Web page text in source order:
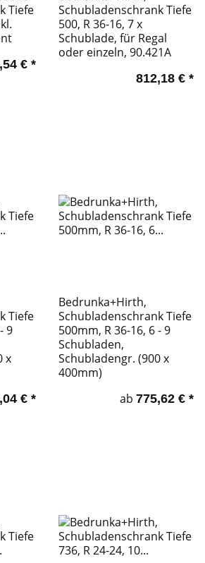
Tiefe
€ *
Schubladenschrank Tiefe
500, R 36-16, 7 x
Schublade, für Regal
oder einzeln, 90.421A
812,18 € *
Tiefe
9
x
€ *
Bedrunka+Hirth,
Schubladenschrank Tiefe
500mm, R 36-16, 6 - 9
Schubladen,
Schubladengr. (900 x
400mm)
ab 775,62 € *